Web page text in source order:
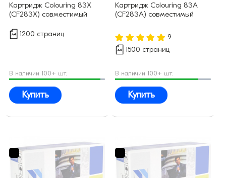
Картридж Colouring 83X
(CF283X) совместимый
1200 страниц
В наличии 100+ шт.
Купить
Картридж Colouring 83A
(CF283A) совместимый
9
1500 страниц
В наличии 100+ шт.
Купить